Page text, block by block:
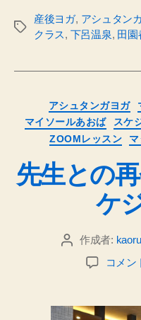
タ
産後ヨガ, アシュタン
クラス, 下呂温泉, 田園
アシュタンガヨガ
マイソールあおば
スケ
ZOOMレッスン
先生との
ケ
投 作成者:
先
の
コメン